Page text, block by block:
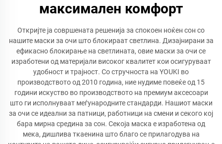
максимален комфорт
Откријте ја совршената решенија за спокоен ноќен сон со
нашите маски за очи што блокираат светлина. Дизајнирани за
ефикасно блокирање на светлината, овие маски за очи се
изработени од материјали високог квалитет кои осигуруваат
удобност и трајност. Со стручноста на YOUKI во
производството од 2010 година, ние нудиме повеќе од 15
години искуство во производството на премиум аксесоари
што ги исполнуваат меѓународните стандарди. Нашиот маски
за очи се идеални за патници, работници на смени и секого кој
бара мирна средина за сон. Секоја маска е изработена од
мека, дишлива ткаенина што благо се прилагодува на